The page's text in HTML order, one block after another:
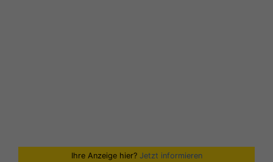
Ihre Anzeige hier? Jetzt informieren